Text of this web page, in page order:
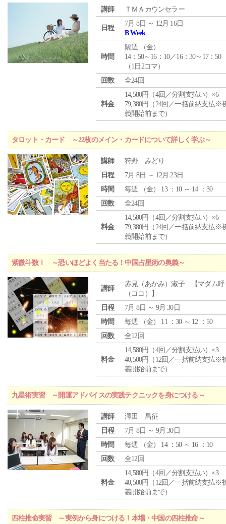
講師 ＴＭＡカウンセラー
日程
7月 8日 ～ 12月 16日
B Week
時間
隔週 （金）
14：50～16：10／16：30～17：50
（1日2コマ）
回数
全24回
料金
14,580円（4回／分割支払い）×6
79,380円（24回／一括前納支払※
義開始前まで）
タロット・カード ～22枚のメイン・カードについて詳しく学ぶ～
講師
狩野 みどり
日程
7月 8日 ～ 12月 23日
時間
毎週 （金） 13 ：10 ～ 14 ：30
回数
全24回
料金
14,580円（4回／分割支払い）×6
79,380円（24回／一括前納支払※
義開始前まで）
紫微斗数Ⅰ ～恐いほどよく当たる！中国占星術の奥義～
講師
赤見（あかみ）淑子 【マダム呼
（ココ）】
日程
7月 8日 ～ 9月 30日
時間
毎週 （金） 11 ：30 ～ 12 ：50
回数
全12回
料金
14,580円（4回／分割支払い）×3
40,500円（12回／一括前納支払※
義開始前まで）
九星術実習 ～開運アドバイスの実践テクニックを身につける～
講師
澤田 昌征
日程
7月 8日 ～ 9月 30日
時間
毎週 （金） 14 ：50 ～ 16 ：10
回数
全12回
料金
14,580円（4回／分割支払い）×3
40,500円（12回／一括前納支払※
義開始前まで）
四柱推命実習 ～実例から身につける！本場・中国の四柱推命～